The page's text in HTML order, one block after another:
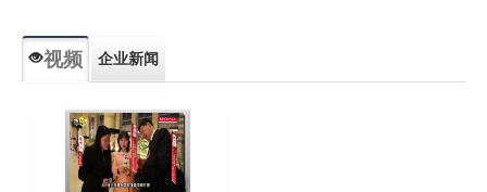
视频 企业新闻